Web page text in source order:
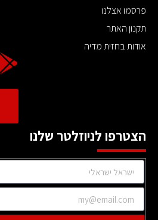
פרסמו אצלנו
תקנון האתר
אודות בחזית מדיה
הצטרפו לניוזלטר שלנו